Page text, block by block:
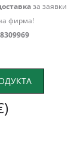
за заявки
фирма!